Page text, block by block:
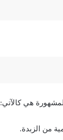
هي كالآتي:
من الزبدة.